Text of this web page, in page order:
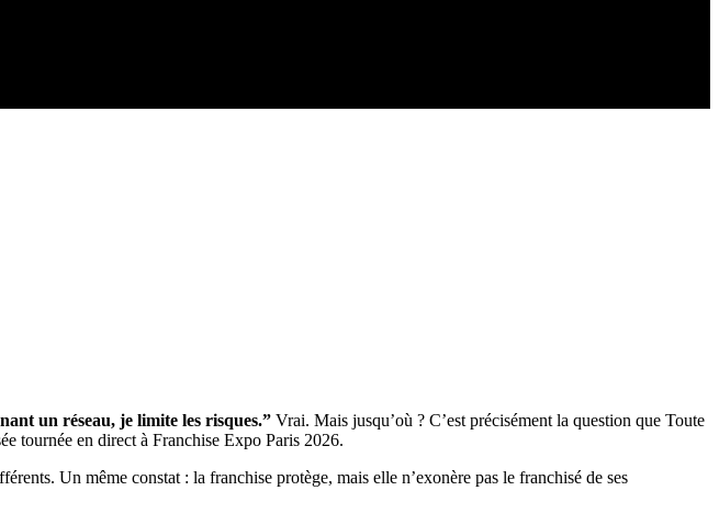
un réseau, je limite les risques.” Vrai. Mais jusqu’où ? C’est précisément la question que Toute
tournée en direct à Franchise Expo Paris 2026.
Un même constat : la franchise protège, mais elle n’exonère pas le franchisé de ses